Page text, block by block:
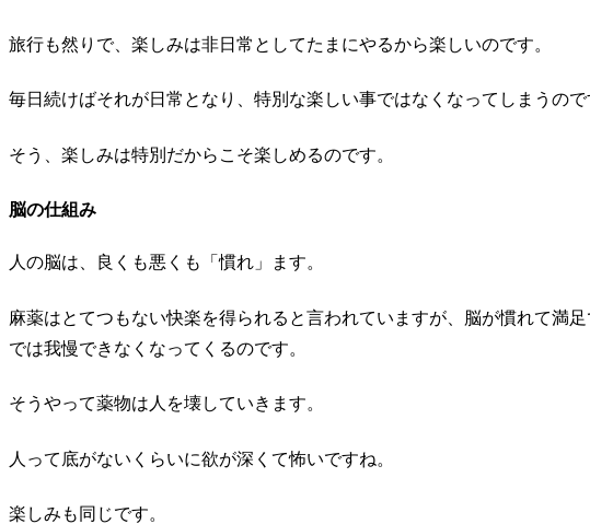
旅行も然りで、楽しみは非日常としてたまにやるから楽しいのです。
毎日続けばそれが日常となり、特別な楽しい事ではなくなってしまうので
そう、楽しみは特別だからこそ楽しめるのです。
脳の仕組み
人の脳は、良くも悪くも「慣れ」ます。
麻薬はとてつもない快楽を得られると言われていますが、脳が慣れて満
では我慢できなくなってくるのです。
そうやって薬物は人を壊していきます。
人って底がないくらいに欲が深くて怖いですね。
楽しみも同じです。